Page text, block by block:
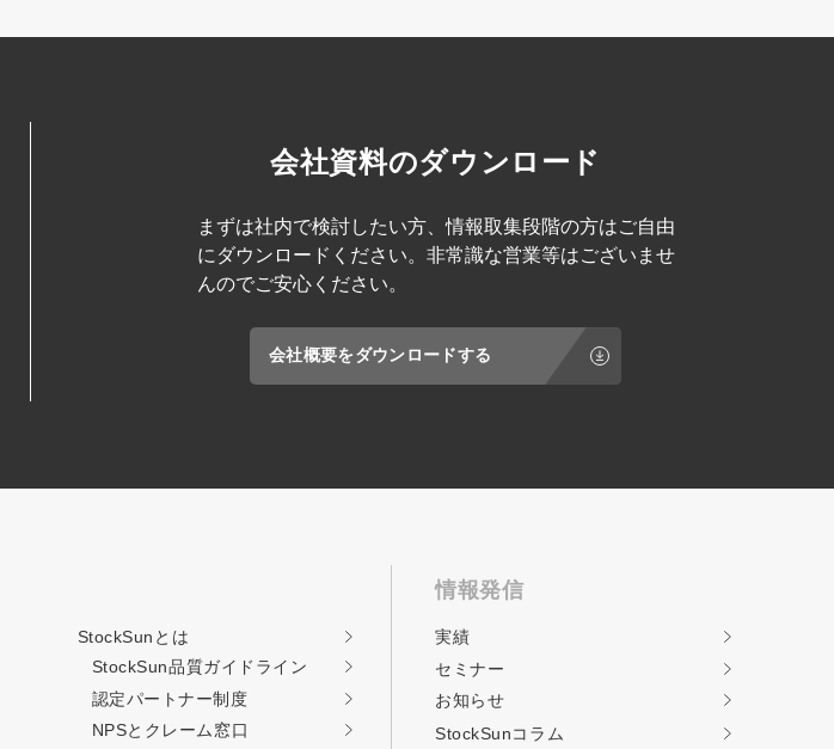
会社資料のダウンロード
まずは社内で検討したい方、情報取集段階の方はご自由
にダウンロードください。非常識な営業等はございませ
んのでご安心ください。
会社概要をダウンロードする
StockSunとは
StockSun品質ガイド ライン
認定パートナー制度
NPSとクレーム窓口
情報発信
実績
セミナー
お知らせ
StockSunコラム